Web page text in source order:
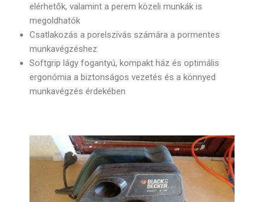
elérhetők, valamint a perem közeli munkák is
megoldhatók
Csatlakozás a porelszívás számára a pormentes
munkavégzéshez
Softgrip lágy fogantyú, kompakt ház és optimális
ergonómia a biztonságos vezetés és a könnyed
munkavégzés érdekében